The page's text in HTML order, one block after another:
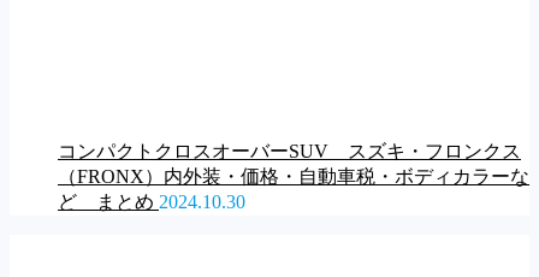
コンパクトクロスオーバーSUV スズキ・フロンクス
（FRONX）内外装・価格・自動車税・ボディカラーな
ど まとめ 2024.10.30